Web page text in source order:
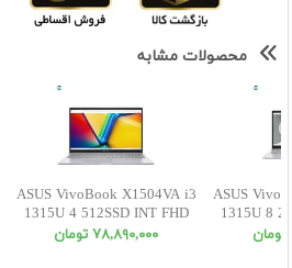
محصولات مشابه
ASUS VivoBook X1504VA i3
1315U 4 512SSD INT FHD
٧٨,٨٩٠,٠٠٠ تومان
ASUS
1315U 8